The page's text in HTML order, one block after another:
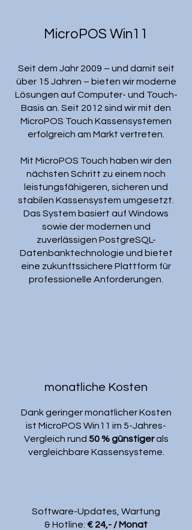
MicroPOS Win11
Seit dem Jahr 2009 – und damit seit
über 15 Jahren – bieten wir moderne
Lösungen auf Computer- und Touch-
Basis an. Seit 2012 sind wir mit den
MicroPOS Touch Kassensystemen
erfolgreich am Markt vertreten.
Mit MicroPOS Touch haben wir den
nächsten Schritt zu einem noch
leistungsfähigeren, sicheren und
stabilen Kassensystem umgesetzt.
Das System basiert auf Windows
sowie der modernen und
zuverlässigen PostgreSQL-
Datenbanktechnologie und bietet
eine zukunftssichere Plattform für
professionelle Anforderungen.
monatliche Kosten
Dank geringer monatlicher Kosten
ist MicroPOS Win11 im 5-Jahres-
Vergleich rund 50 % günstigerals
vergleichbare Kassensysteme.
Software-Updates, Wartung
& Hotline: € 24,- / Monat